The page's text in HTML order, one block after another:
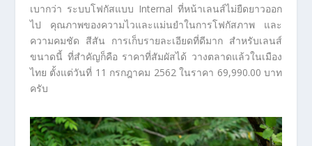
เบากว่า ระบบโฟกัสแบบ Internal ที่หน้าเลนส์ไม่ยืดยาวออก
ไป คุณภาพของความไวและแม่นยำในการโฟกัสภาพ และ
ความคมชัด สีสัน การเก็บรายละเอียดที่ดีมาก สำหรับเลนส์
ขนาดนี้ ที่สำคัญก็คือ ราคาที่สัมผัสได้ วางตลาดแล้วในเมือง
ไทย ตั้งแต่วันที่ 11 กรกฎาคม 2562 ในราคา 69,990.00 บาท
ครับ